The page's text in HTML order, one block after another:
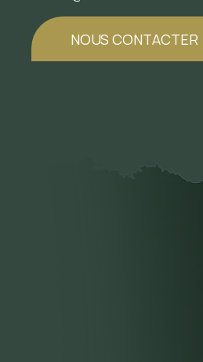
NOUS CONTACTER